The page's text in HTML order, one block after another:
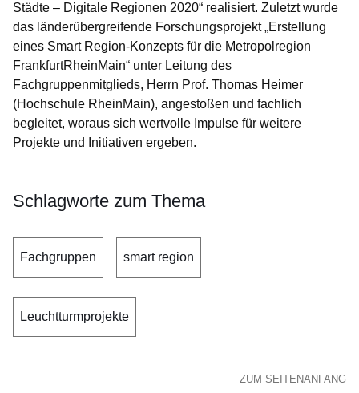
Städte – Digitale Regionen 2020“ realisiert. Zuletzt wurde
das länderübergreifende Forschungsprojekt „Erstellung
eines Smart Region-Konzepts für die Metropolregion
FrankfurtRheinMain“ unter Leitung des
Fachgruppenmitglieds, Herrn Prof. Thomas Heimer
(Hochschule RheinMain), angestoßen und fachlich
begleitet, woraus sich wertvolle Impulse für weitere
Projekte und Initiativen ergeben.
Schlagworte zum Thema
Fachgruppen smart region
Leuchtturmprojekte
ZUM SEITENANFANG